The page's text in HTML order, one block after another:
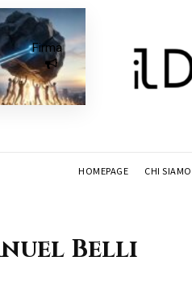
Firma
HOMEPAGE CHI SIAMO
Belli